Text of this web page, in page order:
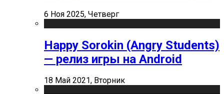
6 Ноя 2025, Четверг
Happy Sorokin (Angry Students)
— релиз игры на Android
18 Май 2021, Вторник